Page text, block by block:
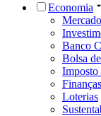
Economia
Mercado
Banco
Bolsa
Imposto
Loterias